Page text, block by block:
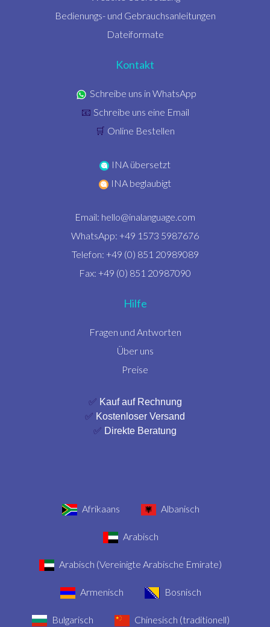
Bedienungs- und Gebrauchsanleitungen
Dateiformate
Kontakt
Schreibe uns in WhatsApp
📧 Schreibe uns eine Email
🛒 Online Bestellen
INA übersetzt
INA beglaubigt
Email: hello@inalanguage.com
WhatsApp: +49 1573 5987676
Telefon: +49 (0) 851 20989089
Fax: +49 (0) 851 20987090
Hilfe
Fragen und Antworten
Über uns
Preise
✅ Kauf auf Rechnung
✅ Kostenloser Versand
✅ Direkte Beratung
Afrikaans Albanisch
Arabisch
Arabisch (Vereinigte Arabische Emirate)
Armenisch Bosnisch
Bulgarisch Chinesisch (traditionell)